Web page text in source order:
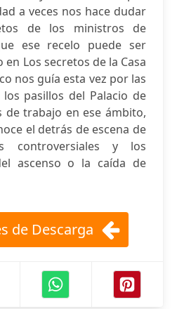
a veces nos hace dudar
de los ministros de
ese recelo puede ser
Los secretos de la Casa
nos guía esta vez por las
pasillos del Palacio de
de trabajo en ese ámbito,
el detrás de escena de
controversiales y los
ascenso o la caída de
de Descarga